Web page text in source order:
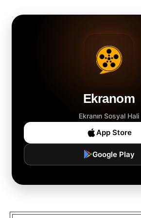
Ekranom
Ekranın Sosyal Hali
App Store
Google Play